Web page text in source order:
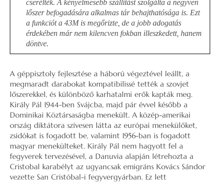
cserélték. A kényelmesebb szállítást szolgálta a negyven
lőszer befogadására alkalmas tár behajthatósága is. Ezt
a funkciót a 43M is megőrizte, de a jobb adogatás
érdekében már nem kilencven fokban illeszkedett, hanem
döntve.
A géppisztoly fejlesztése a háború végeztével leállt, a
megmaradt darabokat kompatibilissé tették a szovjet
lőszerekkel, és különböző karhatalmi erők kapták meg.
Király Pál 1944-ben Svájcba, majd pár évvel később a
Dominikai Köztársaságba menekült. A közép-amerikai
ország diktátora szívesen látta az európai menekülőket,
zsidókat is fogadott be, valamint 1956-ban is fogadott
magyar menekülteket. Király Pál nem hagyott fel a
fegyverek tervezésével, a Danuvia alapján létrehozta a
Cristobal karabélyt az ugyancsak emigráns Kovács Sándor
vezette San Cristóbal-i fegyvergyárban. Ez lett